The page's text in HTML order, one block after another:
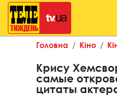
Головна Кіно
Крису
самые
цитаты